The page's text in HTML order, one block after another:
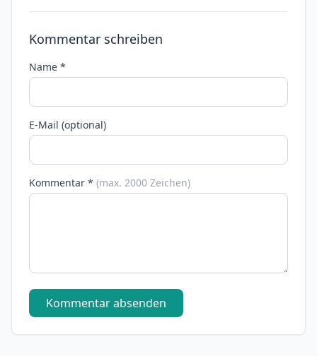
Kommentar schreiben
Name *
E-Mail (optional)
Kommentar * (max. 2000 Zeichen)
Kommentar absenden